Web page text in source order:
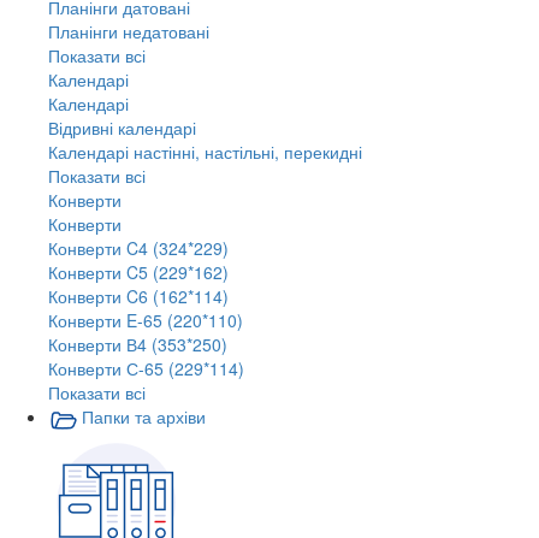
Планінги датовані
Планінги недатовані
Показати всі
Календарі
Календарі
Відривні календарі
Календарі настінні, настільні, перекидні
Показати всі
Конверти
Конверти
Конверти C4 (324*229)
Конверти C5 (229*162)
Конверти C6 (162*114)
Конверти E-65 (220*110)
Конверти В4 (353*250)
Конверти С-65 (229*114)
Показати всі
Папки та архіви